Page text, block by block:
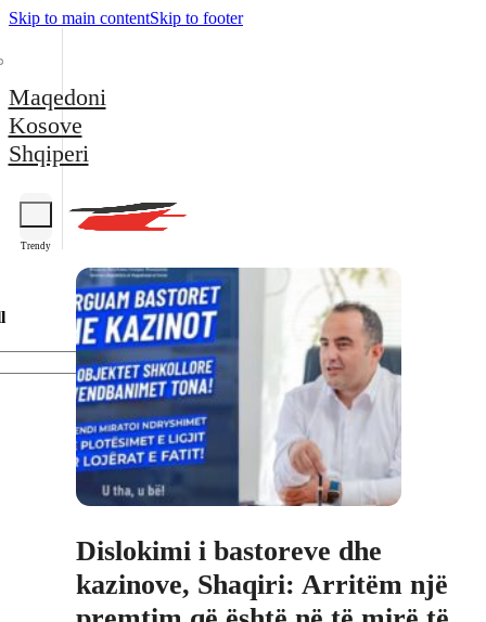
Skip to main contentSkip to footer
Maqedoni
Kosove
Shqiperi
Trendy
Dislokimi i bastoreve dhe
kazinove, Shaqiri: Arritëm një